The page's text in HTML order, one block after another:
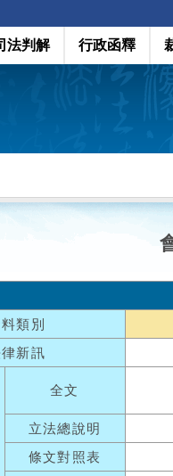
法判解 行政函釋
類別
新訊
全文
立法總說明
條文對照表